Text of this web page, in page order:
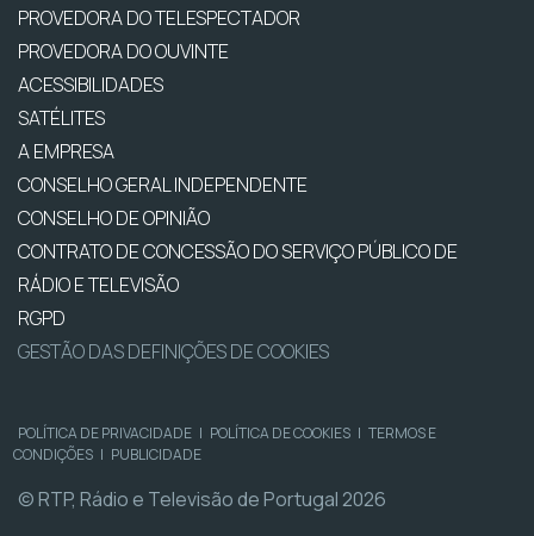
PROVEDORA DO TELESPECTADOR
PROVEDORA DO OUVINTE
ACESSIBILIDADES
SATÉLITES
A EMPRESA
CONSELHO GERAL INDEPENDENTE
CONSELHO DE OPINIÃO
CONTRATO DE CONCESSÃO DO SERVIÇO PÚBLICO DE
RÁDIO E TELEVISÃO
RGPD
GESTÃO DAS DEFINIÇÕES DE COOKIES
POLÍTICA DE PRIVACIDADE | POLÍTICA DE COOKIES | TERMOS E
CONDIÇÕES | PUBLICIDADE
© RTP, Rádio e Televisão de Portugal 2026